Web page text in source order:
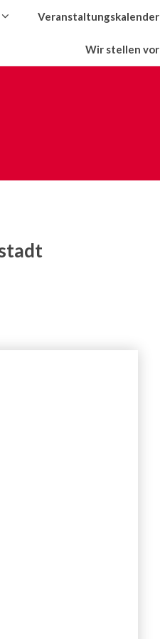
Veranstaltungskalender
Wir stellen vor